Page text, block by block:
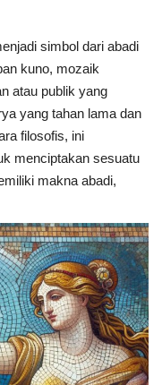
simbol dari abadi
kuno, mozaik
atau publik yang
yang tahan lama dan
filosofis, ini
menciptakan sesuatu
makna abadi,